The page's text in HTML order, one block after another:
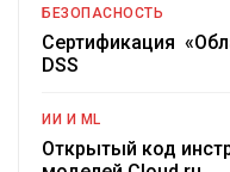
БЕЗОПАСНОСТЬ
Сертификация
DSS
ИИ И ML
Открытый код